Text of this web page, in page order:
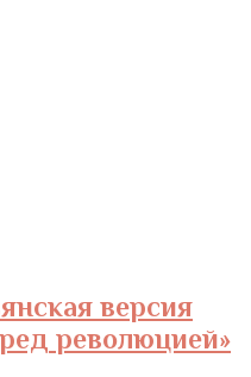
версия
революцией»